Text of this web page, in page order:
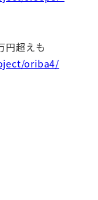
円超えも
oriba4/